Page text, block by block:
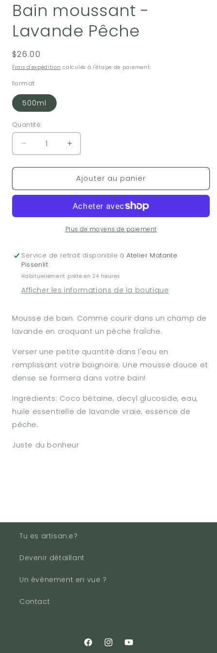
Bain moussant -
Lavande Pêche
Prix
habituel
$26.00
Frais d'expédition calculés à l'étape de paiement.
format
500ml
Quantité
Réduire
la
quantité
Bain
Lavande
Augmenter
la
quantité
de
Bain
Lavande
Pêche
Ajouter au panier
Plus de moyens de paiement
Service de retrait disponible àAtelier Matante
Pissenlit
Habituellement prête en 24 heures
Afficher les informations de la boutique
Mousse de bain. Comme courir dans un champ de
lavande en croquant un pêche fraîche.
Verser une petite quantité dans l'eau en
remplissant votre baignoire. Une mousse douce et
dense se formera dans votre bain!
Ingrédients: Coco bétaïne, decyl glucoside, eau,
huile essentielle de lavande vraie, essence de
pêche.
Juste du bonheur
Tu es artisan.e?
Devenir détaillant
Un événement en vue ?
Contact
FacebookInstagramYouTube